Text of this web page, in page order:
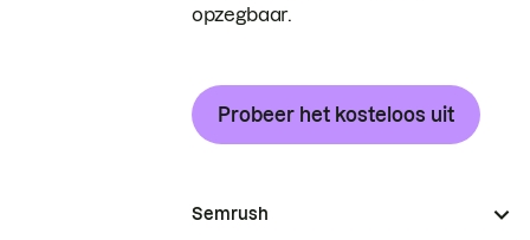
opzegbaar.
Probeer het kosteloos uit
Semrush